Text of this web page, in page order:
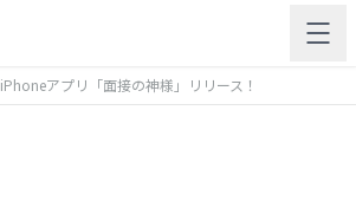
iPhoneアプリ「面接の神様」リリース！